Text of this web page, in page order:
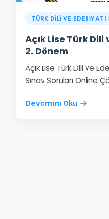
TÜRK DİLİ VE EDEBİYATI
Açık Lise Türk Dili
2. Dönem
Açık Lise Türk Dili ve
Sınav Soruları Online
Devamını Oku